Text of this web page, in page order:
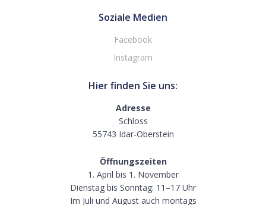
Soziale Medien
Facebook
Instagram
Hier finden Sie uns:
Adresse
Schloss
55743 Idar-Oberstein
Öffnungszeiten
1. April bis 1. November
Dienstag bis Sonntag: 11–17 Uhr
Im Juli und August auch montags